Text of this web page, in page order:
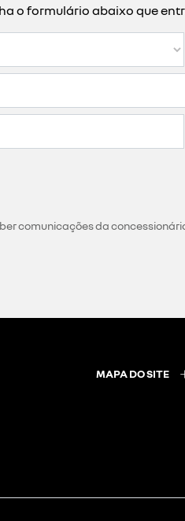
o formulário abaixo que
comunicações da
MAPA DO SITE